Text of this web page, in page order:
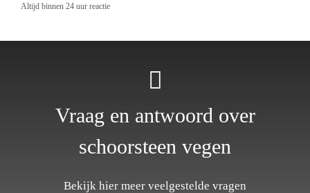
Altijd binnen 24 uur reactie
Vraag en antwoord over
schoorsteen vegen
Bekijk hier meer veelgestelde vragen